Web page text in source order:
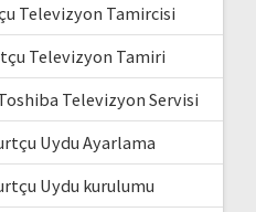
Televizyon Tamircisi
Televizyon Tamiri
Televizyon Servisi
Uydu Ayarlama
Uydu kurulumu